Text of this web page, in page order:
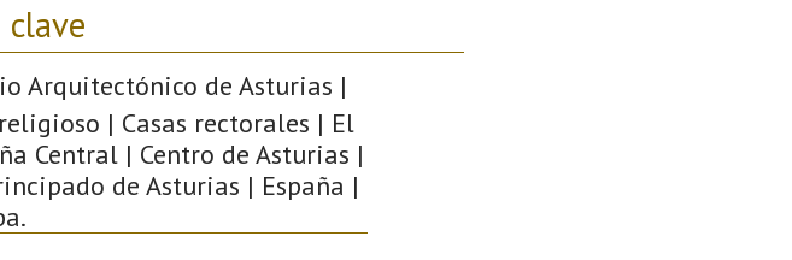
clave
Arquitectónico de Asturias |
| Casas rectorales | El
Central | Centro de Asturias |
de Asturias | España |